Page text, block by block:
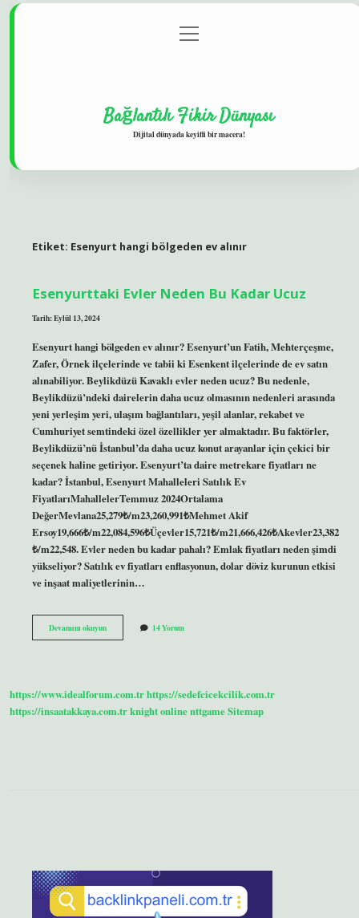
Gizlilik Politikası
menüyü
aç
Bağlantılı Fikir Dünyası
Dijital dünyada keyifli bir macera!
Etiket: Esenyurt hangi bölgeden ev alınır
Esenyurttaki Evler Neden Bu Kadar Ucuz
Tarih: Eylül 13, 2024
Esenyurt hangi bölgeden ev alınır? Esenyurt’un Fatih, Mehterçeşme,
Zafer, Örnek ilçelerinde ve tabii ki Esenkent ilçelerinde de ev satın
alınabiliyor. Beylikdüzü Kavaklı evler neden ucuz? Bu nedenle,
Beylikdüzü’ndeki dairelerin daha ucuz olmasının nedenleri arasında
yeni yerleşim yeri, ulaşım bağlantıları, yeşil alanlar, rekabet ve
Cumhuriyet semtindeki özel özellikler yer almaktadır. Bu faktörler,
Beylikdüzü’nü İstanbul’da daha ucuz konut arayanlar için çekici bir
seçenek haline getiriyor. Esenyurt’ta daire metrekare fiyatları ne
kadar? İstanbul, Esenyurt Mahalleleri Satılık Ev
FiyatlarıMahallelerTemmuz 2024Ortalama
DeğerMevlana25,279₺/m23,260,991₺Mehmet Akif
Ersoy19,666₺/m22,084,596₺Üçevler15,721₺/m21,666,426₺Akevler23,382
₺/m22,548. Evler neden bu kadar pahalı? Emlak fiyatları neden şimdi
yükseliyor? Satılık ev fiyatları enflasyonun, dolar döviz kurunun etkisi
ve inşaat maliyetlerinin…
Devamını okuyunEsenyurttaki
Evler
14 Yorum
https://www.idealforum.com.trhttps://sedefcicekcilik.com.tr
https://insaatakkaya.com.trknight onlinenttgameSitemap